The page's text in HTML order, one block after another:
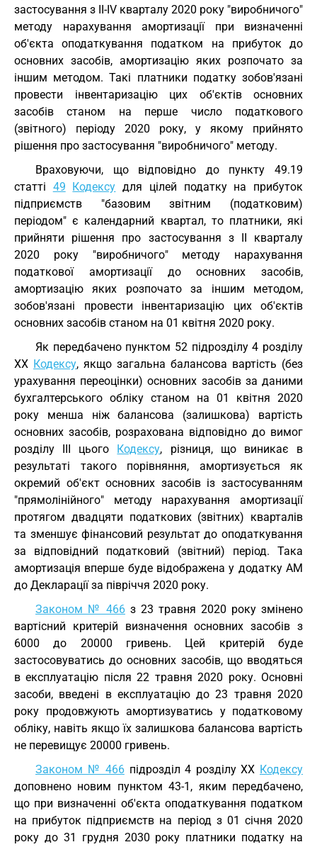
застосування з II-IV кварталу 2020 року "виробничого"
методу нарахування амортизації при визначенні
об'єкта оподаткування податком на прибуток до
основних засобів, амортизацію яких розпочато за
іншим методом. Такі платники податку зобов'язані
провести інвентаризацію цих об'єктів основних
засобів станом на перше число податкового
(звітного) періоду 2020 року, у якому прийнято
рішення про застосування "виробничого" методу.
Враховуючи, що відповідно до пункту 49.19
статті 49 Кодексу для цілей податку на прибуток
підприємств "базовим звітним (податковим)
періодом" є календарний квартал, то платники, які
прийняти рішення про застосування з II кварталу
2020 року "виробничого" методу нарахування
податкової амортизації до основних засобів,
амортизацію яких розпочато за іншим методом,
зобов'язані провести інвентаризацію цих об'єктів
основних засобів станом на 01 квітня 2020 року.
Як передбачено пунктом 52 підрозділу 4 розділу
XX Кодексу, якщо загальна балансова вартість (без
урахування переоцінки) основних засобів за даними
бухгалтерського обліку станом на 01 квітня 2020
року менша ніж балансова (залишкова) вартість
основних засобів, розрахована відповідно до вимог
розділу III цього Кодексу, різниця, що виникає в
результаті такого порівняння, амортизується як
окремий об'єкт основних засобів із застосуванням
"прямолінійного" методу нарахування амортизації
протягом двадцяти податкових (звітних) кварталів
та зменшує фінансовий результат до оподаткування
за відповідний податковий (звітний) період. Така
амортизація вперше буде відображена у додатку АМ
до Декларації за півріччя 2020 року.
Законом № 466 з 23 травня 2020 року змінено
вартісний критерій визначення основних засобів з
6000 до 20000 гривень. Цей критерій буде
застосовуватись до основних засобів, що вводяться
в експлуатацію після 22 травня 2020 року. Основні
засоби, введені в експлуатацію до 23 травня 2020
року продовжують амортизуватись у податковому
обліку, навіть якщо їх залишкова балансова вартість
не перевищує 20000 гривень.
Законом № 466підрозділ 4 розділу XX Кодексу
доповнено новим пунктом 43-1, яким передбачено,
що при визначенні об'єкта оподаткування податком
на прибуток підприємств на період з 01 січня 2020
року до 31 грудня 2030 року платники податку на